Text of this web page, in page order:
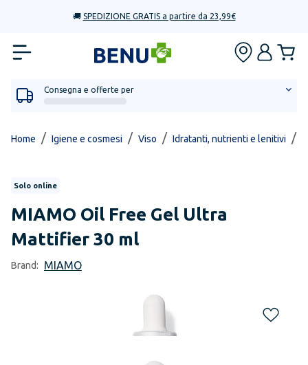
🚚 SPEDIZIONE GRATIS a partire da 23,99€
Consegna e offerte per
Home / Igiene e cosmesi / Viso / Idratanti, nutrienti e lenitivi /
Solo online
MIAMO Oil Free Gel Ultra
Mattifier 30 ml
Brand: MIAMO